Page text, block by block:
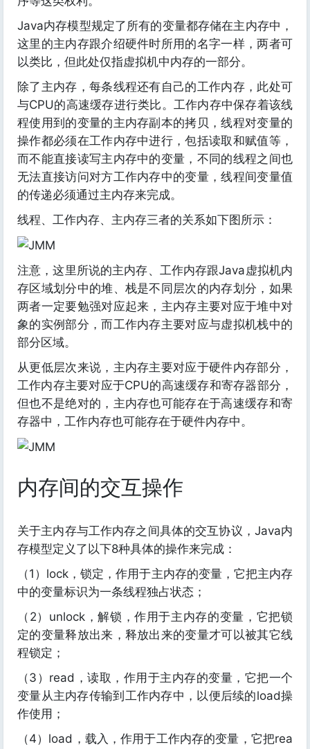
Java内存模型规定了所有的变量都存储在主内存中，
这里的主内存跟介绍硬件时所用的名字一样，两者可
以类比，但此处仅指虚拟机中内存的一部分。
除了主内存，每条线程还有自己的工作内存，此处可
与CPU的高速缓存进行类比。工作内存中保存着该线
程使用到的变量的主内存副本的拷贝，线程对变量的
操作都必须在工作内存中进行，包括读取和赋值等，
而不能直接读写主内存中的变量，不同的线程之间也
无法直接访问对方工作内存中的变量，线程间变量值
的传递必须通过主内存来完成。
线程、工作内存、主内存三者的关系如下图所示：
注意，这里所说的主内存、工作内存跟Java虚拟机内
存区域划分中的堆、栈是不同层次的内存划分，如果
两者一定要勉强对应起来，主内存主要对应于堆中对
象的实例部分，而工作内存主要对应与虚拟机栈中的
部分区域。
从更低层次来说，主内存主要对应于硬件内存部分，
工作内存主要对应于CPU的高速缓存和寄存器部分，
但也不是绝对的，主内存也可能存在于高速缓存和寄
存器中，工作内存也可能存在于硬件内存中。
内存间的交互操作
关于主内存与工作内存之间具体的交互协议，Java内
存模型定义了以下8种具体的操作来完成：
（1）lock，锁定，作用于主内存的变量，它把主内存
中的变量标识为一条线程独占状态；
（2）unlock，解锁，作用于主内存的变量，它把锁
定的变量释放出来，释放出来的变量才可以被其它线
程锁定；
（3）read，读取，作用于主内存的变量，它把一个
变量从主内存传输到工作内存中，以便后续的load操
作使用；
（4）load，载入，作用于工作内存的变量，它把rea